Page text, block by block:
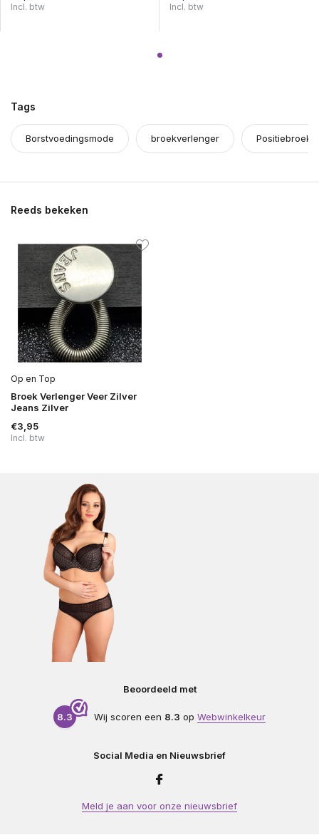
Incl. btw Incl. btw
Tags
Borstvoedingsmode broekverlenger
Reeds bekeken
Op en Top
Broek Verlenger Veer Zilver
Jeans Zilver
€3,95
Incl. btw
Beoordeeld met
8.3 Wij scoren een 8.3 op Webwinkelkeur
Social Media en Nieuwsbrief
Meld je aan voor onze nieuwsbrief